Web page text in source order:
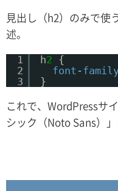
見出し（h2）のみで使
述。
1
2
3
h2 {
font-
}
これで、WordPressサ
シック（Noto Sans）